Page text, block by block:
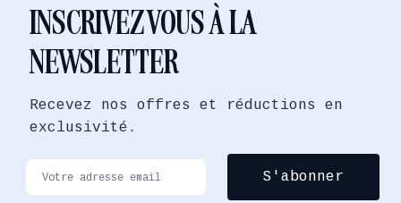
INSCRIVEZ VOUS À LA
NEWSLETTER
Recevez nos offres et réductions en
exclusivité.